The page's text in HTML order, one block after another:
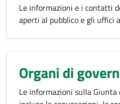
Le informazioni e i contatti
aperti al pubblico e gli uffici
Organi di
Le informazioni sulla Giunta